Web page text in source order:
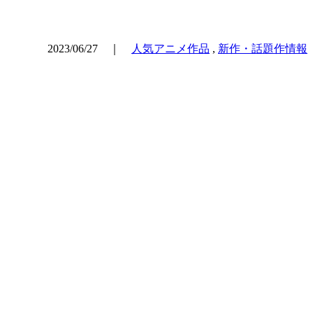
2023/06/27 ｜ 人気アニメ作品 , 新作・話題作情報